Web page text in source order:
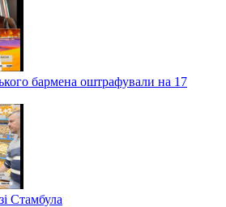
бармена оштрафували на 17
Стамбула